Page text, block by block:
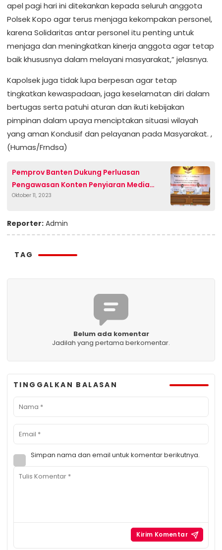
apel pagi hari ini ditekankan kepada seluruh anggota
Polsek Kopo agar terus menjaga kekompakan personel,
karena Solidaritas antar personel itu penting untuk
menjaga dan meningkatkan kinerja anggota agar tetap
baik khususnya dalam melayani masyarakat,” jelasnya.
Kapolsek juga tidak lupa berpesan agar tetap
tingkatkan kewaspadaan, jaga keselamatan diri dalam
bertugas serta patuhi aturan dan ikuti kebijakan
pimpinan dalam upaya menciptakan situasi wilayah
yang aman Kondusif dan pelayanan pada Masyarakat. ,
(Humas/Frndsa)
Pemprov Banten Dukung Perluasan
Pengawasan Konten Penyiaran Media
Digital
Oktober 11, 2023
Reporter: Admin
TAG
Belum ada komentar
Jadilah yang pertama berkomentar.
TINGGALKAN BALASAN
Simpan nama dan email untuk komentar berikutnya.